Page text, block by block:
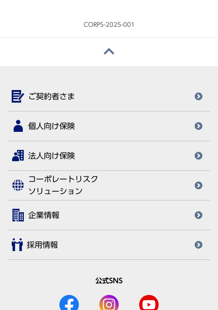
CORPS-2025-001
ご契約者さま
個人向け保険
法人向け保険
コーポレートリスク
ソリューション
企業情報
採用情報
公式SNS